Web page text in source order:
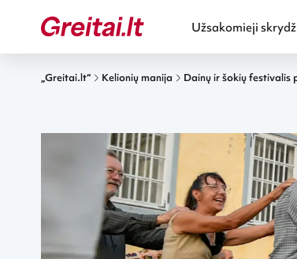
Užsakomieji
„Greitai.lt“ Kelionių manija Dainų ir šokių festivalis